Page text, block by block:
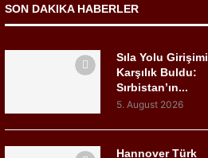
SON DAKIKA HABERLER
Sıla Yolu Girişimi
Karşılık Buldu:
Sırbistan’ın...
5. August 2026
Hannover Türk